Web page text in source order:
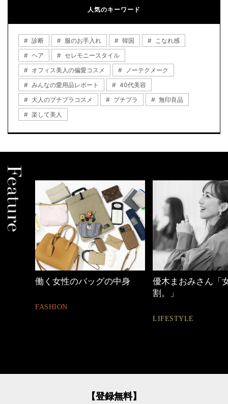
人気のキーワード
診断 服のお手入れ 韓国
こなれ感
ヘア
セレモニースタイル
オフィス美人の偏愛コスメ
ノーテクメーク
みんなの愛用品レポート
40代美容
大人のプチプラコスメ
プチプラ
無印良品
楽して美人
優木まおみさん「女の時間
心地よくいられる
とは
FASHION
【登録無料】